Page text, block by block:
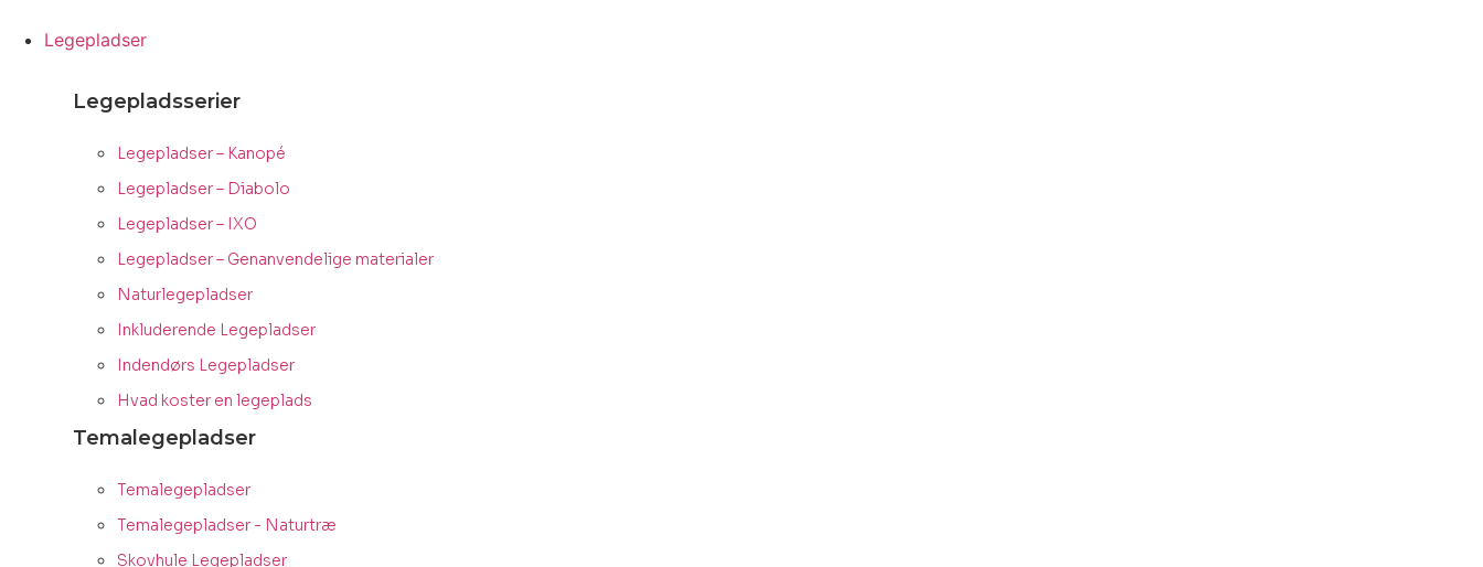
Legepladser
Legepladsserier
Legepladser – Kanopé
Legepladser – Diabolo
Legepladser – IXO
Legepladser – Genanvendelige materialer
Naturlegepladser
Inkluderende Legepladser
Indendørs Legepladser
Hvad koster en legeplads
Temalegepladser
Temalegepladser
Temalegepladser - Naturtræ
Skovhule Legepladser